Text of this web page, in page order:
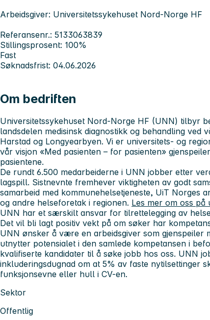
Arbeidsgiver: Universitetssykehuset Nord-Norge HF
Referansenr.: 5133063839
Stillingsprosent: 100%
Fast
Søknadsfrist: 04.06.2026
Om bedriften
Universitetssykehuset Nord-Norge HF (UNN) tilbyr
landsdelen medisinsk diagnostikk og behandling ved
Harstad og Longyearbyen. Vi er universitets- og
vår visjon «Med pasienten – for pasienten»
pasientene.
De rundt 6.500 medarbeiderne i UNN jobber etter
lagspill. Sistnevnte fremhever viktigheten av godt
samarbeid med kommunehelsetjeneste, UiT Norges
og andre helseforetak i regionen. Les mer om oss på
UNN har et særskilt ansvar for tilrettelegging av
Det vil bli lagt positiv vekt på om søker har
UNN ønsker å være en arbeidsgiver som gjenspeiler
utnytter potensialet i den samlede kompetansen i
kvalifiserte kandidater til å søke jobb hos oss. UNN
inkluderingsdugnad om at 5% av faste nytilsettinger
funksjonsevne eller hull i CV-en.
Sektor
Offentlig